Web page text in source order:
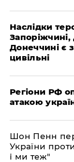
Наслідки
Донеччині є
цивільні
Регіони РФ
атакою
Шон Пенн
України
і ми теж"